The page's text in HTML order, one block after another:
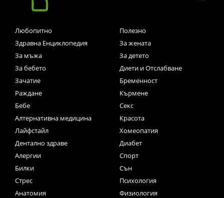
Любопитно
Полезно
Здравна Енциклопедия
За жената
За мъжа
За детето
За бебето
Диети и Отслабване
Зачатие
Бременност
Раждане
Кърмене
Бебе
Секс
Алтернативна медицина
Красота
Лайфстайл
Хомеопатия
Дентално здраве
Диабет
Алергии
Спорт
Билки
Сън
Стрес
Психология
Анатомия
Физиология